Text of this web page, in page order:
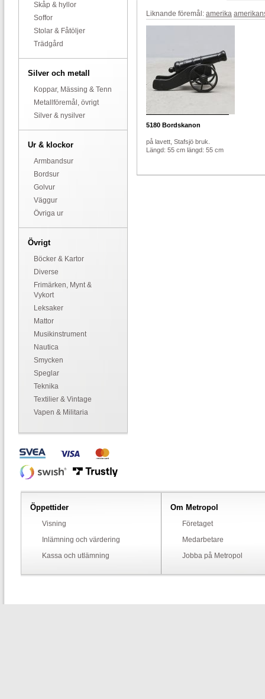
Skåp & hyllor
Soffor
Stolar & Fåtöljer
Trädgård
Silver och metall
Koppar, Mässing & Tenn
Metallföremål, övrigt
Silver & nysilver
Ur & klockor
Armbandsur
Bordsur
Golvur
Väggur
Övriga ur
Övrigt
Böcker & Kartor
Diverse
Frimärken, Mynt &
Vykort
Leksaker
Mattor
Musikinstrument
Nautica
Smycken
Speglar
Teknika
Textilier & Vintage
Vapen & Militaria
Liknande föremål: amerika
5180 Bordskanon
på lavett, Stafsjö bruk.
Längd: 55 cm längd: 55 cm
Öppettider
Visning
Inlämning och värdering
Kassa och utlämning
Om Metropol
Företaget
Medarbetare
Jobba på Metropol